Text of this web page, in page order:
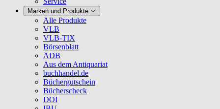
Marken und Produkte
Alle Produkte
VLB
VLB-TIX
Börsenblatt
ADB
Aus dem Antiquariat
buchhandel.de
Büchergutschein
Bücherscheck
DOI